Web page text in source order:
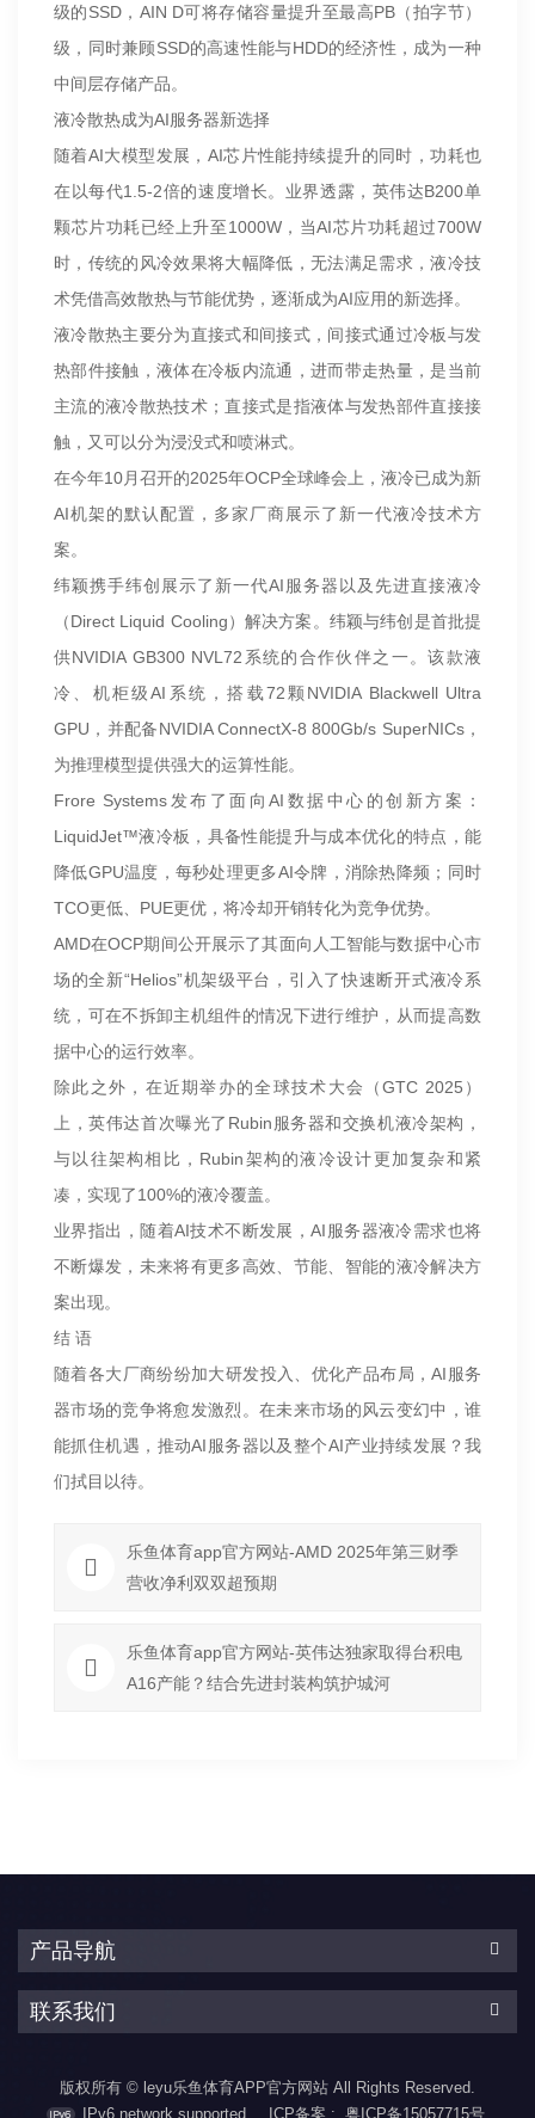
级的SSD，AIN D可将存储容量提升至最高PB（拍字节）
级，同时兼顾SSD的高速性能与HDD的经济性，成为一种
中间层存储产品。
液冷散热成为AI服务器新选择
随着AI大模型发展，AI芯片性能持续提升的同时，功耗也
在以每代1.5-2倍的速度增长。业界透露，英伟达B200单
颗芯片功耗已经上升至1000W，当AI芯片功耗超过700W
时，传统的风冷效果将大幅降低，无法满足需求，液冷技
术凭借高效散热与节能优势，逐渐成为AI应用的新选择。
液冷散热主要分为直接式和间接式，间接式通过冷板与发
热部件接触，液体在冷板内流通，进而带走热量，是当前
主流的液冷散热技术；直接式是指液体与发热部件直接接
触，又可以分为浸没式和喷淋式。
在今年10月召开的2025年OCP全球峰会上，液冷已成为新
AI机架的默认配置，多家厂商展示了新一代液冷技术方
案。
纬颖携手纬创展示了新一代AI服务器以及先进直接液冷
（Direct Liquid Cooling）解决方案。纬颖与纬创是首批提
供NVIDIA GB300 NVL72系统的合作伙伴之一。该款液
冷、机柜级AI系统，搭载72颗NVIDIA Blackwell Ultra
GPU，并配备NVIDIA ConnectX-8 800Gb/s SuperNICs，
为推理模型提供强大的运算性能。
Frore Systems发布了面向AI数据中心的创新方案：
LiquidJet™液冷板，具备性能提升与成本优化的特点，能
降低GPU温度，每秒处理更多AI令牌，消除热降频；同时
TCO更低、PUE更优，将冷却开销转化为竞争优势。
AMD在OCP期间公开展示了其面向人工智能与数据中心市
场的全新“Helios”机架级平台，引入了快速断开式液冷系
统，可在不拆卸主机组件的情况下进行维护，从而提高数
据中心的运行效率。
除此之外，在近期举办的全球技术大会（GTC 2025）
上，英伟达首次曝光了Rubin服务器和交换机液冷架构，
与以往架构相比，Rubin架构的液冷设计更加复杂和紧
凑，实现了100%的液冷覆盖。
业界指出，随着AI技术不断发展，AI服务器液冷需求也将
不断爆发，未来将有更多高效、节能、智能的液冷解决方
案出现。
结 语
随着各大厂商纷纷加大研发投入、优化产品布局，AI服务
器市场的竞争将愈发激烈。在未来市场的风云变幻中，谁
能抓住机遇，推动AI服务器以及整个AI产业持续发展？我
们拭目以待。
乐鱼体育app官方网站-AMD 2025年第三财季
营收净利双双超预期
乐鱼体育app官方网站-英伟达独家取得台积电
A16产能？结合先进封装构筑护城河
产品导航
联系我们
版权所有 © leyu乐鱼体育APP官方网站 All Rights Reserved.
IPv6 network supported
ICP备案 : 粤ICP备15057715号